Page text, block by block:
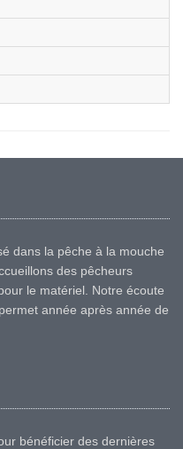
dans la pêche à la mouche
des pêcheurs
le matériel. Notre écoute
année après année de
bénéficier des dernières